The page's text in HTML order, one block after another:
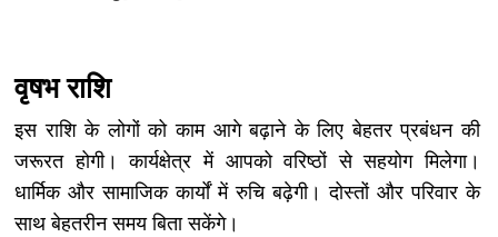
वृषभ राशि
इस राशि के लोगों को काम आगे बढ़ाने के लिए बेहतर प्रबंधन की
जरूरत होगी। कार्यक्षेत्र में आपको वरिष्ठों से सहयोग मिलेगा।
धार्मिक और सामाजिक कार्यों में रुचि बढ़ेगी। दोस्तों और परिवार के
साथ बेहतरीन समय बिता सकेंगे।